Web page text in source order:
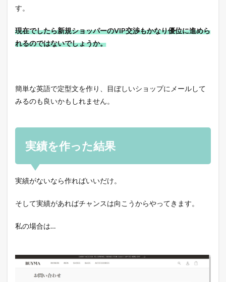
す。
現在でしたら新規ショッパーのVIP交渉もかなり優位に進めら
れるのではないでしょうか。
簡単な英語で定型文を作り、目ぼしいショップにメールして
みるのも良いかもしれません。
実績を作った結果
実績がないなら作ればいいだけ。
そして実績があればチャンスは向こうからやってきます。
私の場合は…